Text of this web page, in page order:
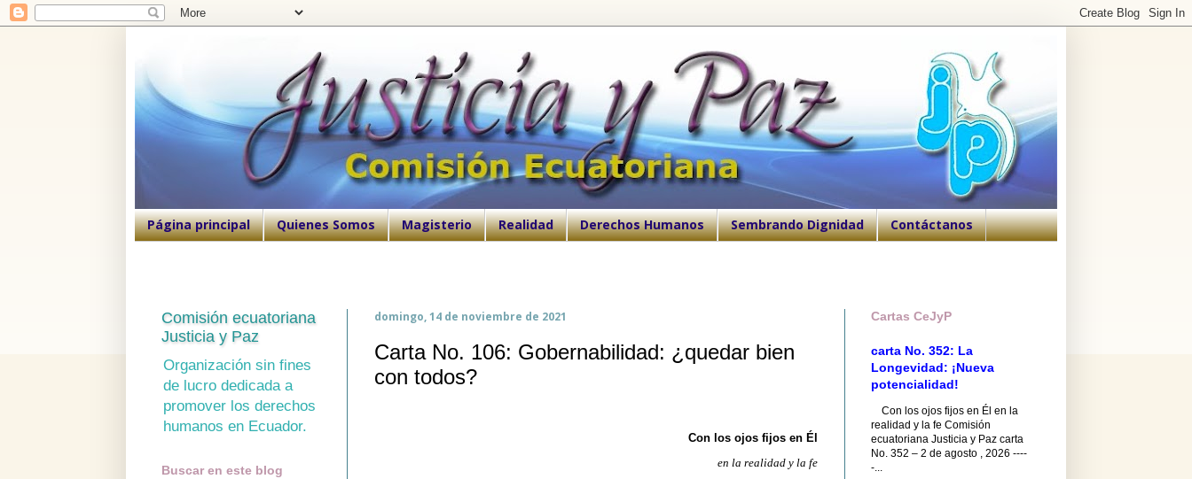
Página principal Quienes Somos Magisterio Realidad Derechos Humanos Sembrando Dignidad Contáctanos
domingo, 14 de noviembre de 2021
Carta No. 106: Gobernabilidad: ¿quedar bien
con todos?
Con los ojos fijos en Él
en la realidad y la fe
Comisión ecuatoriana
Justicia y Paz
Organización sin fines
de lucro dedicada a
promover los derechos
humanos en Ecuador.
Buscar en este blog
Cartas CeJyP
carta No. 352: La
Longevidad: ¡Nueva
potencialidad!
Con los ojos fijos en Él en la
realidad y la fe Comisión
ecuatoriana Justicia y Paz carta
No. 352 – 2 de agosto , 2026 ----
-...